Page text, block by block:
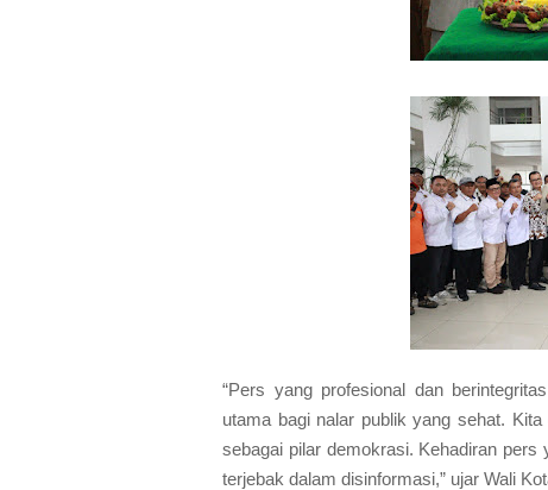
“Pers yang profesional dan
utama bagi nalar publik yang sehat.
sebagai pilar demokrasi. Kehadiran
terjebak dalam disinformasi,” ujar Wali